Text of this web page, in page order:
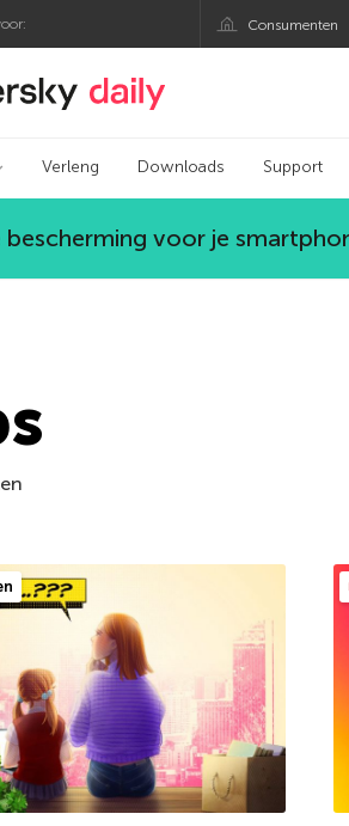
Consumenten
Kaspersky official blog
Verleng Downloads Support
voor je